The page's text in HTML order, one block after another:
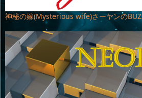
神秘の嫁(Mysterious wife)さーヤンの